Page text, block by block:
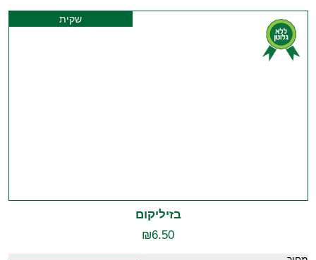
שקית
בזיליקום
₪6.50